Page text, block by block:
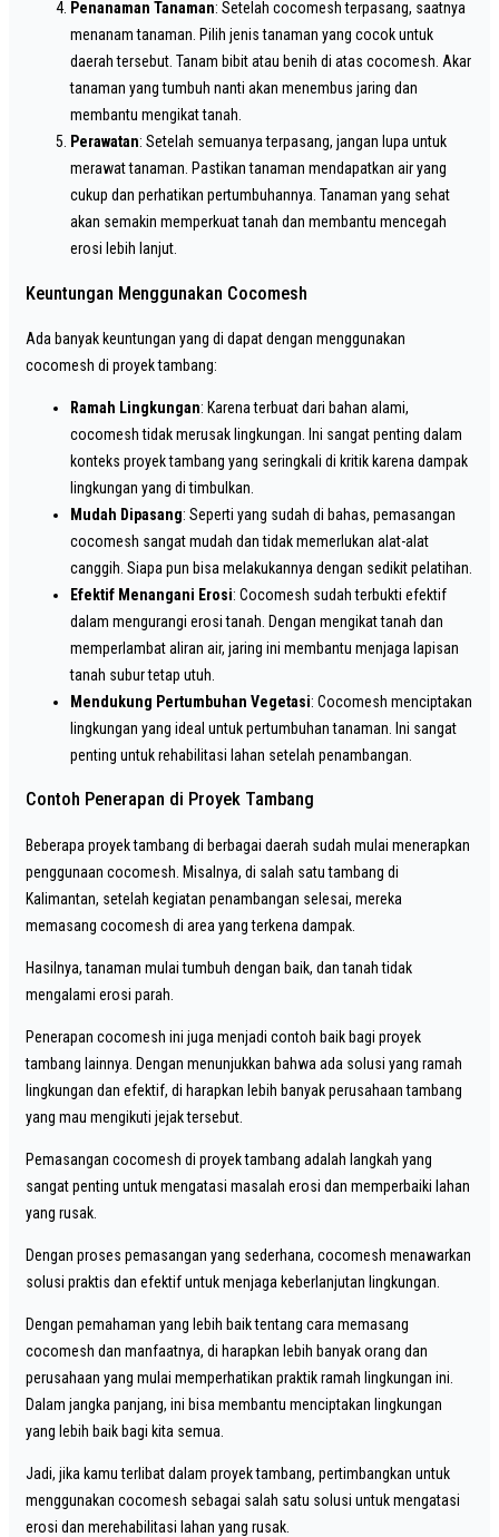
Penanaman Tanaman: Setelah cocomesh terpasang, saatnya
menanam tanaman. Pilih jenis tanaman yang cocok untuk
daerah tersebut. Tanam bibit atau benih di atas cocomesh. Akar
tanaman yang tumbuh nanti akan menembus jaring dan
membantu mengikat tanah.
Perawatan: Setelah semuanya terpasang, jangan lupa untuk
merawat tanaman. Pastikan tanaman mendapatkan air yang
cukup dan perhatikan pertumbuhannya. Tanaman yang sehat
akan semakin memperkuat tanah dan membantu mencegah
erosi lebih lanjut.
Keuntungan Menggunakan Cocomesh
Ada banyak keuntungan yang di dapat dengan menggunakan
cocomesh di proyek tambang:
Ramah Lingkungan: Karena terbuat dari bahan alami,
cocomesh tidak merusak lingkungan. Ini sangat penting dalam
konteks proyek tambang yang seringkali di kritik karena dampak
lingkungan yang di timbulkan.
Mudah Dipasang: Seperti yang sudah di bahas, pemasangan
cocomesh sangat mudah dan tidak memerlukan alat-alat
canggih. Siapa pun bisa melakukannya dengan sedikit pelatihan.
Efektif Menangani Erosi: Cocomesh sudah terbukti efektif
dalam mengurangi erosi tanah. Dengan mengikat tanah dan
memperlambat aliran air, jaring ini membantu menjaga lapisan
tanah subur tetap utuh.
Mendukung Pertumbuhan Vegetasi: Cocomesh menciptakan
lingkungan yang ideal untuk pertumbuhan tanaman. Ini sangat
penting untuk rehabilitasi lahan setelah penambangan.
Contoh Penerapan di Proyek Tambang
Beberapa proyek tambang di berbagai daerah sudah mulai menerapkan
penggunaan cocomesh. Misalnya, di salah satu tambang di
Kalimantan, setelah kegiatan penambangan selesai, mereka
memasang cocomesh di area yang terkena dampak.
Hasilnya, tanaman mulai tumbuh dengan baik, dan tanah tidak
mengalami erosi parah.
Penerapan cocomesh ini juga menjadi contoh baik bagi proyek
tambang lainnya. Dengan menunjukkan bahwa ada solusi yang ramah
lingkungan dan efektif, di harapkan lebih banyak perusahaan tambang
yang mau mengikuti jejak tersebut.
Pemasangan cocomesh di proyek tambang adalah langkah yang
sangat penting untuk mengatasi masalah erosi dan memperbaiki lahan
yang rusak.
Dengan proses pemasangan yang sederhana, cocomesh menawarkan
solusi praktis dan efektif untuk menjaga keberlanjutan lingkungan.
Dengan pemahaman yang lebih baik tentang cara memasang
cocomesh dan manfaatnya, di harapkan lebih banyak orang dan
perusahaan yang mulai memperhatikan praktik ramah lingkungan ini.
Dalam jangka panjang, ini bisa membantu menciptakan lingkungan
yang lebih baik bagi kita semua.
Jadi, jika kamu terlibat dalam proyek tambang, pertimbangkan untuk
menggunakan cocomesh sebagai salah satu solusi untuk mengatasi
erosi dan merehabilitasi lahan yang rusak.